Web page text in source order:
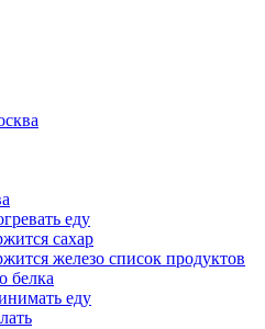
еду
сахар
железо список продуктов
белка
еду